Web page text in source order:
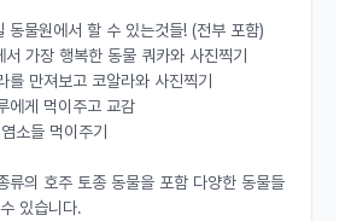
동물원에서 할 수 있는것들! (전부 포함)
서 가장 행복한 동물 쿼카와 사진찍기
를 만져보고 코알라와 사진찍기
에게 먹이주고 교감
소들 먹이주기
류의 호주 토종 동물을 포함 다양한 동물들
있습니다.